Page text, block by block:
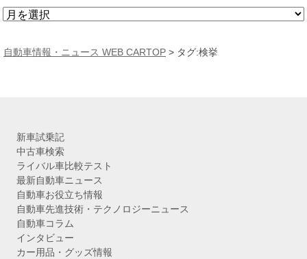
ア
カ
自動車情報・ニュース WEB CARTOP > タグ:検挙
新車試乗記
中古車検索
ライバル車比較テスト
最新自動車ニュース
自動車お役立ち情報
自動車先進技術・テクノロジーニュース
自動車コラム
インタビュー
カー用品・グッズ情報